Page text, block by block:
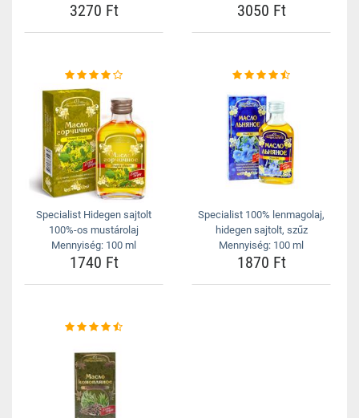
3270 Ft 3050 Ft
Specialist Hidegen sajtolt
100%-os mustárolaj
Mennyiség: 100 ml
1740 Ft
Specialist 100% lenmagolaj,
hidegen sajtolt, szűz
Mennyiség: 100 ml
1870 Ft